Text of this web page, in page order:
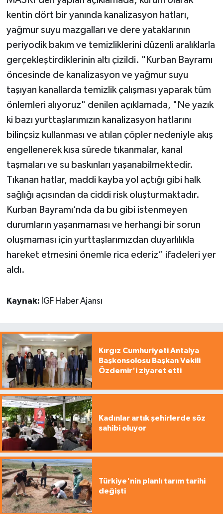
kentin dört bir yanında kanalizasyon hatları,
yağmur suyu mazgalları ve dere yataklarının
periyodik bakım ve temizliklerini düzenli aralıklarla
gerçekleştirdiklerinin altı çizildi. "Kurban Bayramı
öncesinde de kanalizasyon ve yağmur suyu
taşıyan kanallarda temizlik çalışması yaparak tüm
önlemleri alıyoruz" denilen açıklamada, "Ne yazık
ki bazı yurttaşlarımızın kanalizasyon hatlarını
bilinçsiz kullanması ve atılan çöpler nedeniyle akış
engellenerek kısa sürede tıkanmalar, kanal
taşmaları ve su baskınları yaşanabilmektedir.
Tıkanan hatlar, maddi kayba yol açtığı gibi halk
sağlığı açısından da ciddi risk oluşturmaktadır.
Kurban Bayramı’nda da bu gibi istenmeyen
durumların yaşanmaması ve herhangi bir sorun
oluşmaması için yurttaşlarımızdan duyarlılıkla
hareket etmesini önemle rica ederiz” ifadeleri yer
aldı.
Kaynak: İGF Haber Ajansı
Kırgız Cumhuriyeti Antalya
Başkonsolosu Başkan Vekili
Özdemir'i ziyaret etti
Kadınlar artık şehirlerde söz
sahibi oluyor
Türkiye'nin planlı tarım tarihi
değişti